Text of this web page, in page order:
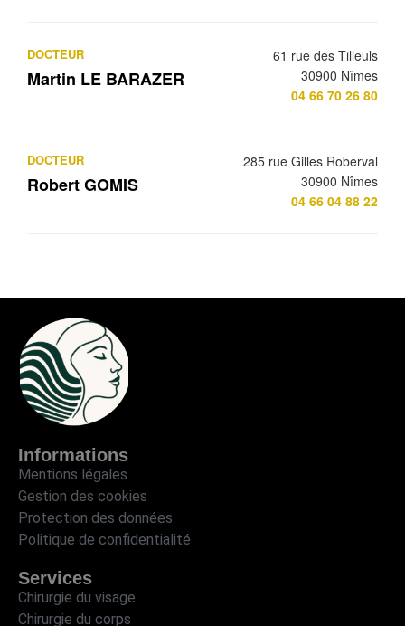
DOCTEUR
Martin LE BARAZER
61 rue des Tilleuls
30900 Nîmes
04 66 70 26 80
DOCTEUR
Robert GOMIS
285 rue Gilles Roberval
30900 Nîmes
04 66 04 88 22
Informations
Mentions légales
Gestion des cookies
Protection des données
Politique de confidentialité
Services
Chirurgie du visage
Chirurgie du corps